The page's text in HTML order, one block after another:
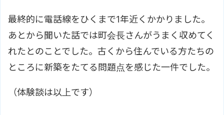
最終的に電話線をひくまで1年近くかかりました。
あとから聞いた話では町会長さんがうまく収めてく
れたとのことでした。古くから住んでいる方たちの
ところに新築をたてる問題点を感じた一件でした。
（体験談は以上です）